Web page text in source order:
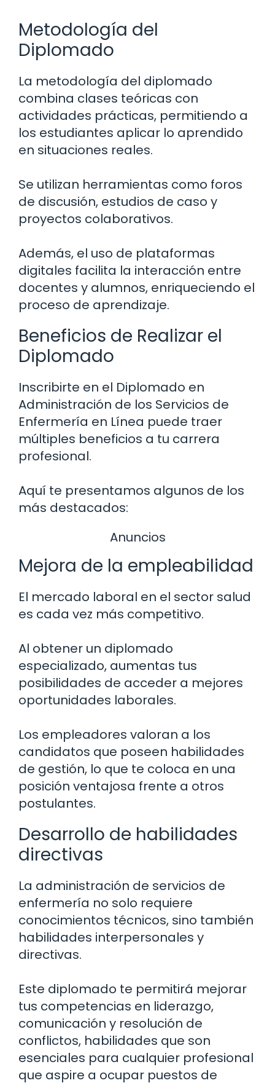
Metodología del
Diplomado
La metodología del diplomado
combina clases teóricas con
actividades prácticas, permitiendo a
los estudiantes aplicar lo aprendido
en situaciones reales.
Se utilizan herramientas como foros
de discusión, estudios de caso y
proyectos colaborativos.
Además, el uso de plataformas
digitales facilita la interacción entre
docentes y alumnos, enriqueciendo el
proceso de aprendizaje.
Beneficios de Realizar el
Diplomado
Inscribirte en el Diplomado en
Administración de los Servicios de
Enfermería en Línea puede traer
múltiples beneficios a tu carrera
profesional.
Aquí te presentamos algunos de los
más destacados:
Anuncios
Mejora de la empleabilidad
El mercado laboral en el sector salud
es cada vez más competitivo.
Al obtener un diplomado
especializado, aumentas tus
posibilidades de acceder a mejores
oportunidades laborales.
Los empleadores valoran a los
candidatos que poseen habilidades
de gestión, lo que te coloca en una
posición ventajosa frente a otros
postulantes.
Desarrollo de habilidades
directivas
La administración de servicios de
enfermería no solo requiere
conocimientos técnicos, sino también
habilidades interpersonales y
directivas.
Este diplomado te permitirá mejorar
tus competencias en liderazgo,
comunicación y resolución de
conflictos, habilidades que son
esenciales para cualquier profesional
que aspire a ocupar puestos de